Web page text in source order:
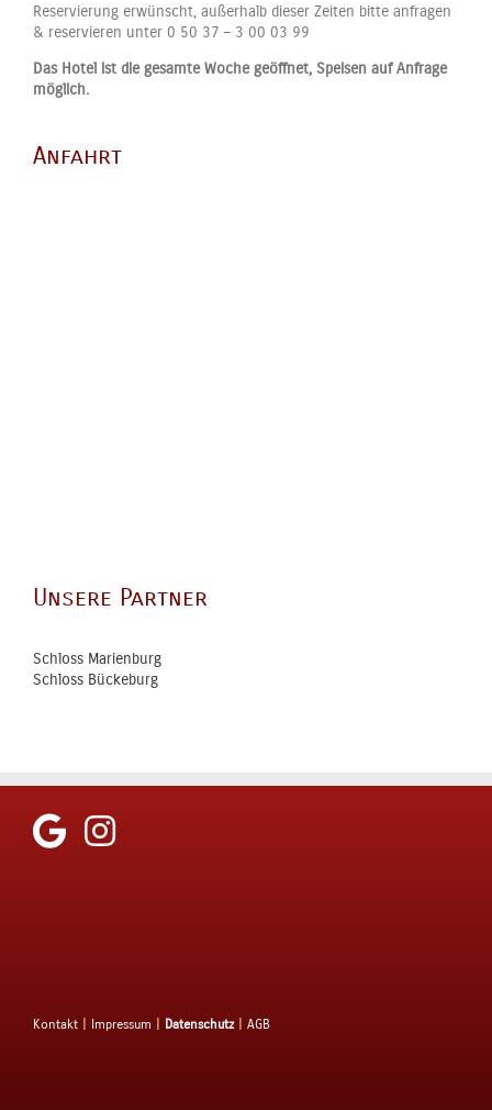
Reservierung erwünscht, außerhalb dieser Zeiten bitte anfragen
& reservieren unter 0 50 37 – 3 00 03 99
Das Hotel ist die gesamte Woche geöffnet, Speisen auf Anfrage
möglich.
Anfahrt
Unsere Partner
Schloss Marienburg
Schloss Bückeburg
Kontakt Impressum Datenschutz| AGB